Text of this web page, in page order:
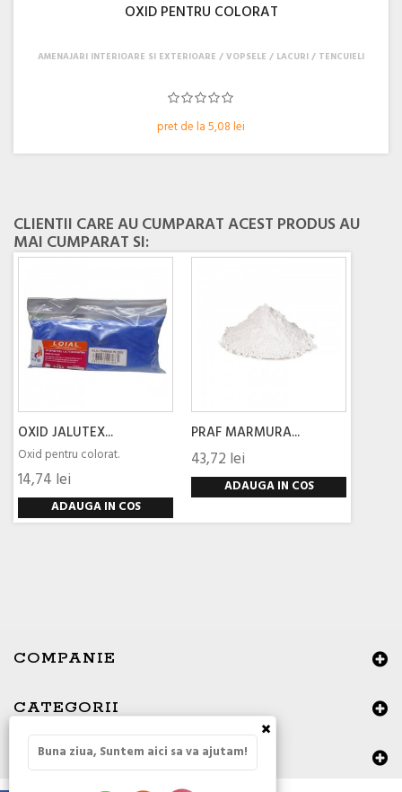
OXID PENTRU COLORAT
pret de la 5,08 lei
AMENAJARI INTERIOARE SI EXTERIOARE VOPSELE / LACURI / TENCUIELI
CLIENTII CARE AU CUMPARAT ACEST PRODUS AU
MAI CUMPARAT SI:
OXID JALUTEX...
Oxid pentru colorat.
14,74 lei
ADAUGA IN COS
PRAF MARMURA...
43,72 lei
ADAUGA IN COS
COMPANIE
CATEGORII
DATE DE CONTACT
×
Buna ziua, Suntem aici sa va ajutam!